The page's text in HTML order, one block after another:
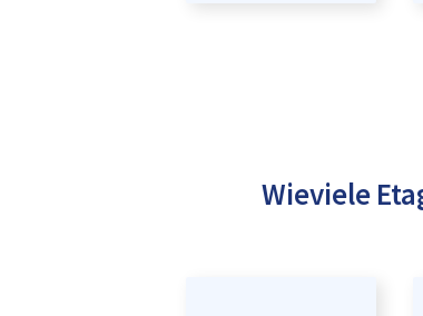
Wieviele